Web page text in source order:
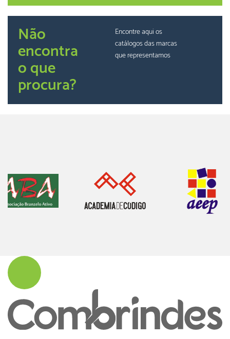
Não
encontra
o que
procura?
Encontre aqui os
catálogos das marcas
que representamos